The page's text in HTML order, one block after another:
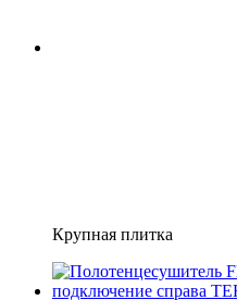
Крупная плитка